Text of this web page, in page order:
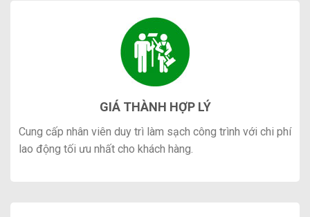
GIÁ THÀNH HỢP LÝ
Cung cấp nhân viên duy trì làm sạch công trình với chi phí
lao động tối ưu nhất cho khách hàng.